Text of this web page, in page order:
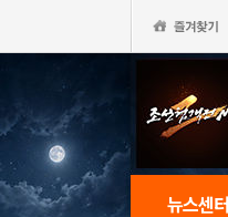
뉴스센터